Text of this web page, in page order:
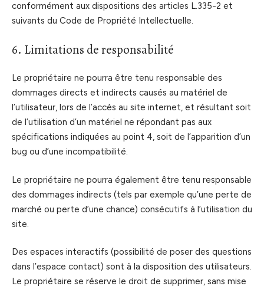
conformément aux dispositions des articles L.335-2 et
suivants du Code de Propriété Intellectuelle.
6. Limitations de responsabilité
Le propriétaire ne pourra être tenu responsable des
dommages directs et indirects causés au matériel de
l’utilisateur, lors de l’accès au site internet, et résultant soit
de l’utilisation d’un matériel ne répondant pas aux
spécifications indiquées au point 4, soit de l’apparition d’un
bug ou d’une incompatibilité.
Le propriétaire ne pourra également être tenu responsable
des dommages indirects (tels par exemple qu’une perte de
marché ou perte d’une chance) consécutifs à l’utilisation du
site.
Des espaces interactifs (possibilité de poser des questions
dans l’espace contact) sont à la disposition des utilisateurs.
Le propriétaire se réserve le droit de supprimer, sans mise